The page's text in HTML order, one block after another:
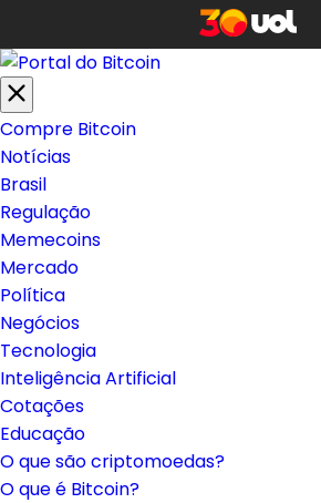
Compre Bitcoin
Notícias
Brasil
Regulação
Memecoins
Mercado
Política
Negócios
Tecnologia
Inteligência Artificial
Cotações
Educação
O que são criptomoedas?
O que é Bitcoin?